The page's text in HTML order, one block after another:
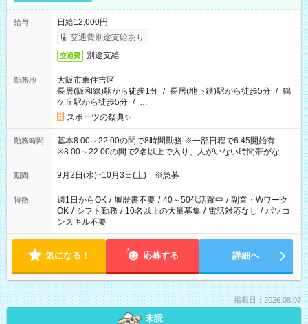
給与
日給12,000円
交通費別途支給あり
交通費 別途支給
勤務地
大阪市東住吉区
長居(阪和線)駅から徒歩1分 / 長居(地下鉄)駅から徒歩5分 / 鶴
ケ丘駅から徒歩5分 / …
スポーツの祭典✨
勤務時間
基本8:00～22:00の間で8時間勤務 ※一部日程で6:45開始有
※8:00～22:00の間で2名以上で入り、人がいない時間帯がない
ように相方と時間を分け合うイメージです
期間 9月2日(水)~10月3日(土) ※急募
特徴 週1日からOK / 履歴書不要 / 40～50代活躍中 / 副業・Wワーク
OK / シフト勤務 / 10名以上の大量募集 / 電話対応なし / パソコ
ンスキル不要
気になる！ 応募する 詳細へ
掲載日：2026.08.07
未読